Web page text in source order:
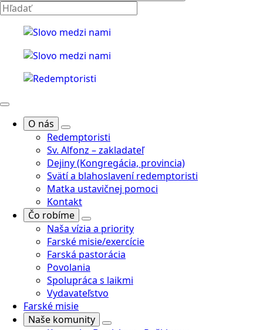
O nás
Redemptoristi
Sv. Alfonz – zakladateľ
Dejiny (Kongregácia, provincia)
Svätí a blahoslavení redemptoristi
Matka ustavičnej pomoci
Kontakt
Čo robíme
Naša vízia a priority
Farské misie/exercície
Farská pastorácia
Povolania
Spolupráca s laikmi
Vydavateľstvo
Farské misie
Naše komunity